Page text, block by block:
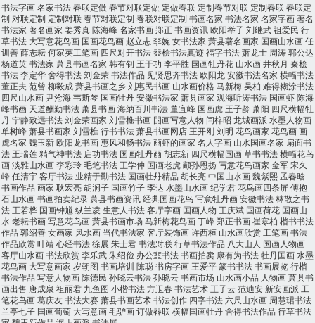
书法字画名家书法春联定做春节对联定做 定做春联 定制春节对联 定制春联春联定
制 对联定制 定制对联春节对联定制 春联对联定制 书画名家 书法名家 名家字画著名
书法家 著名画家 姜秀真陈海峰名家书画郑正 书画资讯欧阳举子刘继武祖爱民 行
草书法 大写意花鸟画 国画花鸟画 赵立志李婉 女书法家 萧县著名画家 国画山水画任
训善薛志耘何家英工笔画 四尺对开书法秦桧书法真迹福字书法萧龙士 周涛郭公达
杨道英书法家 萧县书画名家 韩有钊 王于功 李平胜 国画牡丹花 山水画井秋月 秦桧
书法李定华舍得书法刘金荣书法作品 见贤思齐书法欧阳龙安徽书法名家 横幅书法
董正夫 范曾 柳毅成萧县书画之乡刘惠民书画 山水画价格马新梅吴柏 难得糊涂书法
四尺山水画尹沧海韦斯琴 国画牡丹安徽书法家 萧县画家 观海听涛书法 国画虾陈海
峰书画 天道酬勤书法萧县书画海纳百川书法董宜峰 国画虎 王子龄萧阳 四尺横幅牡
丹宁静致远书法刘金荣画家 刘雪樵书画 国画写意人物 闫梓昭 龙城画派 水墨人物画
单树峰萧县书画家 刘雪樵行书书法萧县书画网店 王开刚刘明 花鸟画家 花鸟画画
虎名家 魏玉新欧阳龙书画惠风和畅书法画虾的画家 名人字画 山水国画名家 扇面书
法 王瑞莲精气神书法 启功书法 国画牡丹画胡志新 四尺横幅国画草书书法横幅花鸟
画淡雅山水画李彩玲毛笔书法 王学仲 国画老虎颛孙恩扬 写意花鸟画家 金军宋久
峰任清宇客厅书法业精于勤书法 国画牡丹精品 胡长亮中国山水画魏紫熙孟春晗
书画作品 画家 耿宏亮胡涧子 国画竹子李达水墨山水画纪学君花鸟画四条屏傅抱
石山水画书画拍卖纪录萧县书画资讯经典国画花鸟写意牡丹画安徽书法林散之书
法 王若桦 国画钟馗纵兰凌 生意人书法客厅字画 国画人物 王庆斌 国画荷花 国画山
水 老耘书画写意花鸟画萧县书画市场 马新梅花鸟画丁峰郑正书画崔寒柏 楷书书法
作品 郭绍善女画家 风水画 当代书法家 客厅装饰画许西桓 山水画欣赏 工笔画书法
作品欣赏叶靖心经书法徐展 朱士君书法对联行草书法作品 八大山人 国画人物画
客厅山水画书法欣赏李乐武朱绍俭 办公室书法书画拍卖 康有为书法牡丹国画水墨
花鸟画 大写意画家 岁朝图 书画培训 陈聪书房字画 王爱平篆书书法书画展览行楷
书法作品 写意人物画陈德民 孙晓云书法孙晓云 书画市场 山水画小品 人物画萧县书
画出售 唐成泉 祖丽君 九鱼图 小楷书法方玉春书法艺术 王子云 范迪安 新安画派 工
笔花鸟画葛庆友书法大赛萧县书画艺术书法创作 四字书法六尺山水画 周慧珺书法
兰亭七子 国画葡萄 大写意画毛驴画订做春联横幅国画牡丹舍得书法作品 行草书法